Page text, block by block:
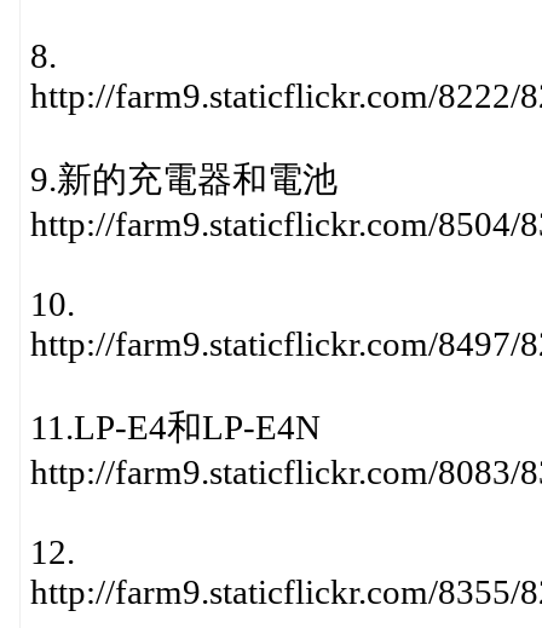
8.
http://farm9.staticflickr.com/8222/
9.新的充電器和電池
http://farm9.staticflickr.com/8504/
10.
http://farm9.staticflickr.com/8497/
11.LP-E4和LP-E4N
http://farm9.staticflickr.com/8083/
12.
http://farm9.staticflickr.com/8355/